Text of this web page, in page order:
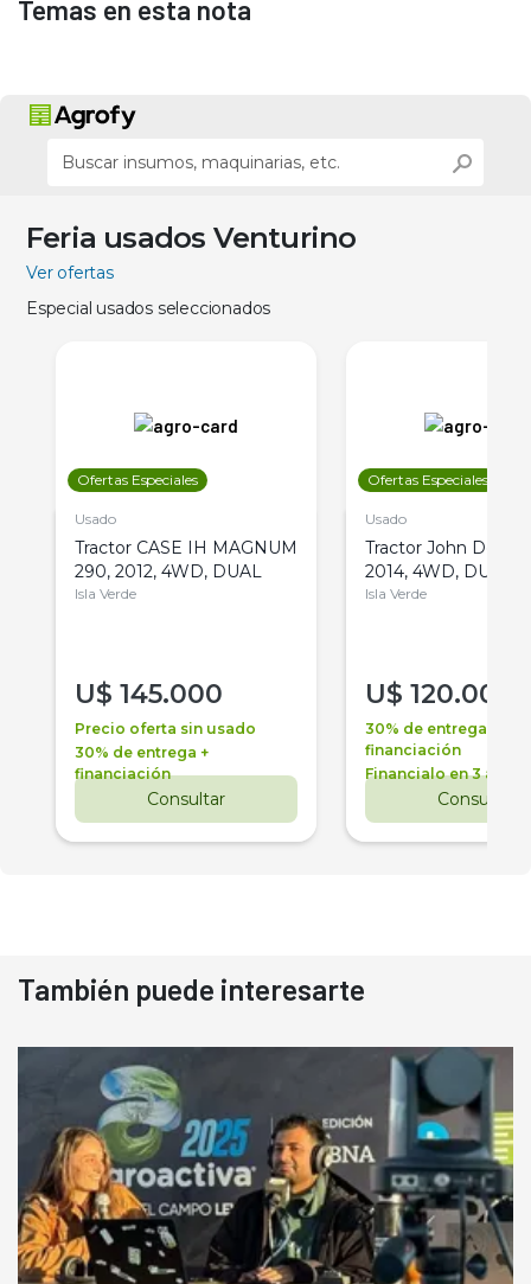
Temas en esta nota
Feria usados Venturino
Ver ofertas
Especial usados seleccionados
Ofertas Especiales
Usado
Tractor CASE IH MAGNUM
290, 2012, 4WD, DUAL
Isla Verde
U$ 145.000
Precio oferta sin usado
30% de entrega +
financiación
Consultar
Ofertas Especiales
Usado
Tractor John Deere
2014, 4WD, DUAL
Isla Verde
U$ 120.000
30% de entrega +
financiación
Financialo en 3 años
Consultar
También puede interesarte